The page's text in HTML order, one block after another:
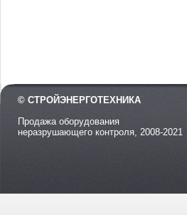
© СТРОЙЭНЕРГОТЕХНИКА
Продажа оборудования
неразрушающего контроля, 2008-2021